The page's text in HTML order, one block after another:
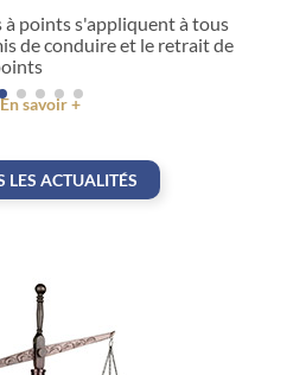
à points s'appliquent à tous
de conduire et le retrait de
En savoir +
LES ACTUALITÉS